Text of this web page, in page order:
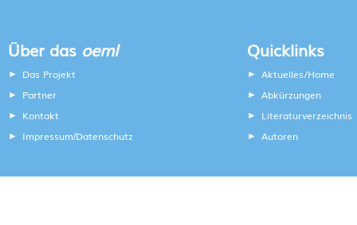
Über das oeml
Das Projekt
Partner
Kontakt
Impressum/Datenschutz
Quicklinks
Aktuelles/Home
Abkürzungen
Literaturverzeichnis
Autoren